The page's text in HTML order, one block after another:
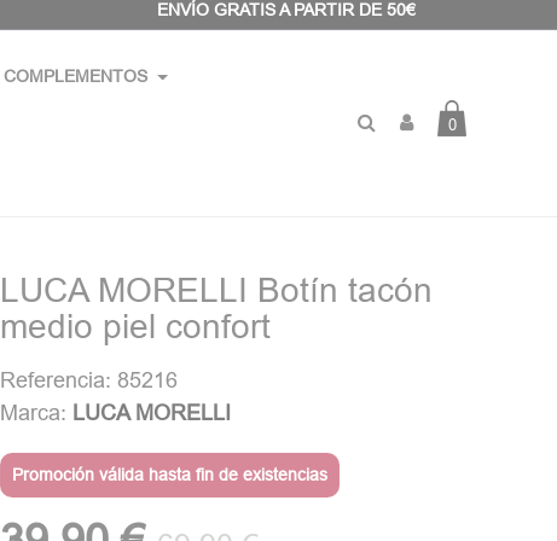
ENVÍO GRATIS A PARTIR DE 50€
COMPLEMENTOS
0
LUCA MORELLI Botín tacón
medio piel confort
Referencia: 85216
Marca: LUCA MORELLI
Promoción válida hasta fin de existencias